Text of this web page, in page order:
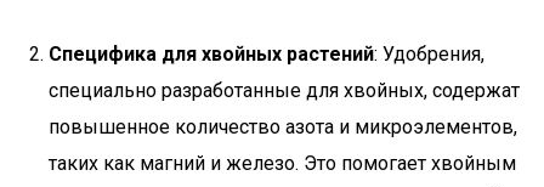
Специфика для хвойных растений: Удобрения,
специально разработанные для хвойных, содержат
повышенное количество азота и микроэлементов,
таких как магний и железо. Это помогает хвойным